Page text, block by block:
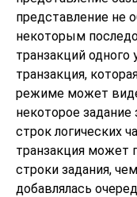
представление не
некоторым
транзакций
транзакция,
режиме может
некоторое
строк логических
транзакция может
строки задания,
добавлялась